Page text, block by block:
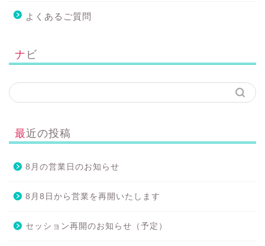
よくあるご質問
ナビ
最近の投稿
8月の営業日のお知らせ
8月8日から営業を再開いたします
セッション再開のお知らせ（予定）